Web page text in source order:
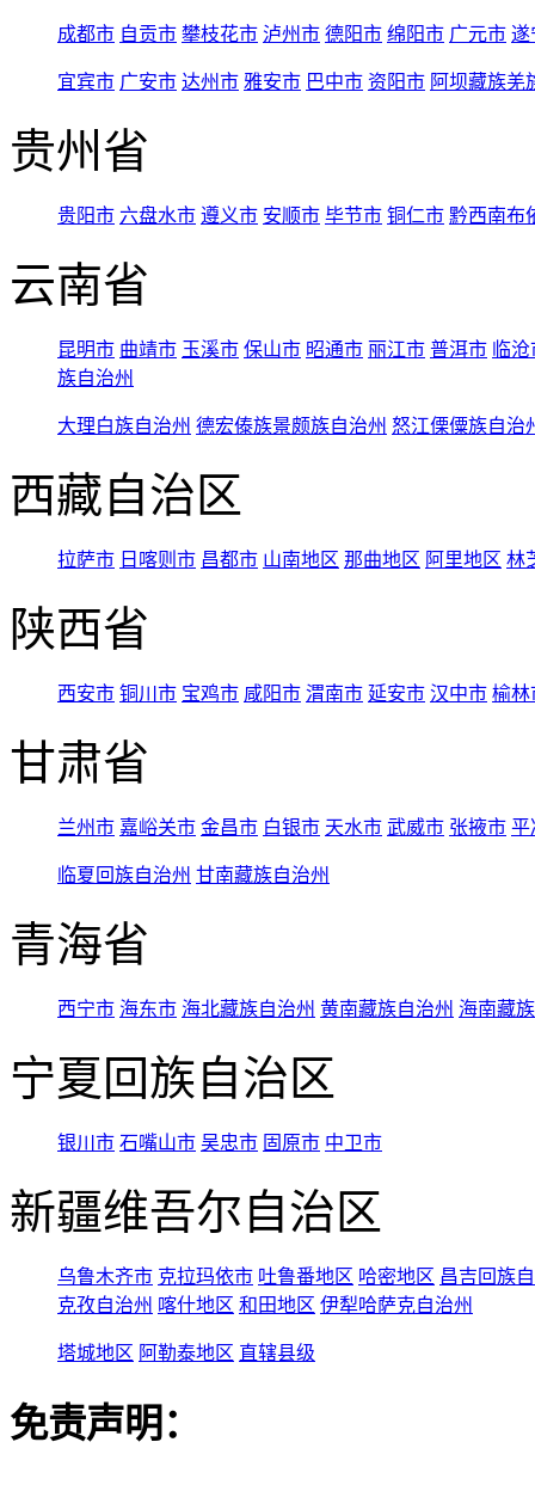
成都市 自贡市 攀枝花市 泸州市 德阳市 绵阳市 广元市 遂
宜宾市 广安市 达州市 雅安市 巴中市 资阳市 阿坝藏族羌
贵州省
贵阳市 六盘水市 遵义市 安顺市 毕节市 铜仁市 黔西南布
云南省
昆明市 曲靖市 玉溪市 保山市 昭通市 丽江市 普洱市 临
族自治州
大理白族自治州 德宏傣族景颇族自治州 怒江傈僳族自治
西藏自治区
拉萨市 日喀则市 昌都市 山南地区 那曲地区 阿里地区 林
陕西省
西安市 铜川市 宝鸡市 咸阳市 渭南市 延安市 汉中市 榆林
甘肃省
兰州市 嘉峪关市 金昌市 白银市 天水市 武威市 张掖市 平
临夏回族自治州 甘南藏族自治州
青海省
西宁市 海东市 海北藏族自治州 黄南藏族自治州 海南藏
宁夏回族自治区
银川市 石嘴山市 吴忠市 固原市 中卫市
新疆维吾尔自治区
乌鲁木齐市 克拉玛依市 吐鲁番地区 哈密地区 昌吉回族
克孜自治州 喀什地区 和田地区 伊犁哈萨克自治州
塔城地区 阿勒泰地区 直辖县级
免责声明：